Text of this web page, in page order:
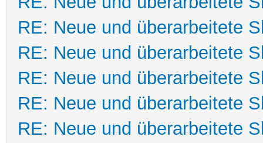
RE: Neue und überarbeitete
RE: Neue und überarbeitete
RE: Neue und überarbeitete
RE: Neue und überarbeitete
RE: Neue und überarbeitete